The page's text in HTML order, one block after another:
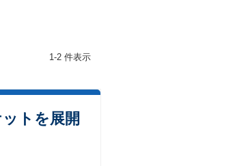
1-2 件表示
トを展開